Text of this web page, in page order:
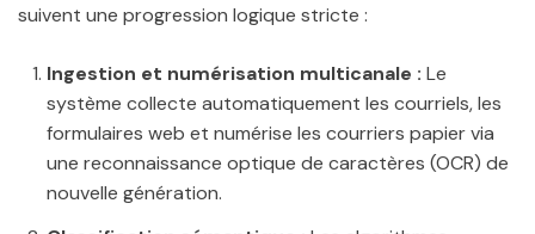
suivent une progression logique stricte :
Ingestion et numérisation multicanale : Le
système collecte automatiquement les courriels, les
formulaires web et numérise les courriers papier via
une reconnaissance optique de caractères (OCR) de
nouvelle génération.